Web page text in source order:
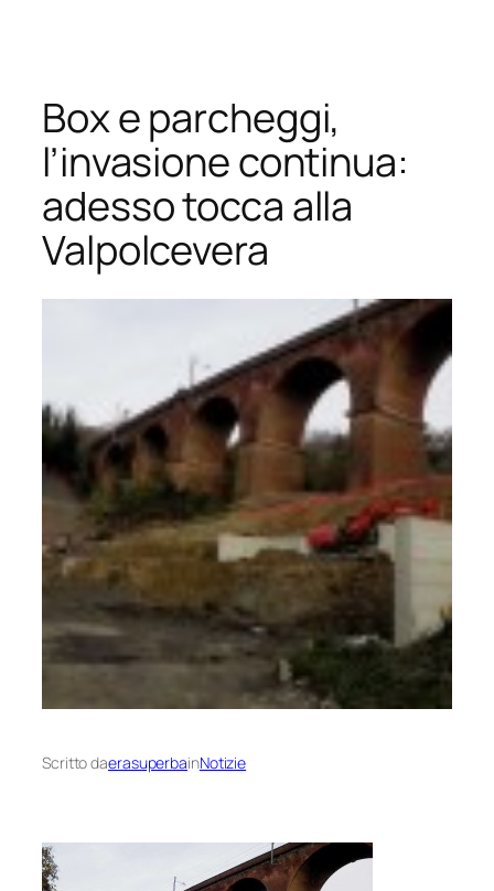
contenuto
Box e parcheggi,
l’invasione continua:
adesso tocca alla
Valpolcevera
Scritto daerasuperbainNotizie